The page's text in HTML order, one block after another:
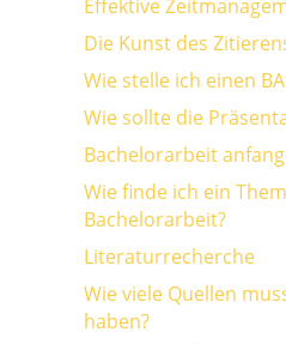
Effektive
Die Kunst des
Wie stelle ich einen
Wie sollte die
Bachelorarbeit
Wie finde ich ein
Bachelorarbeit?
Literaturrecherche
Wie viele Quellen
haben?